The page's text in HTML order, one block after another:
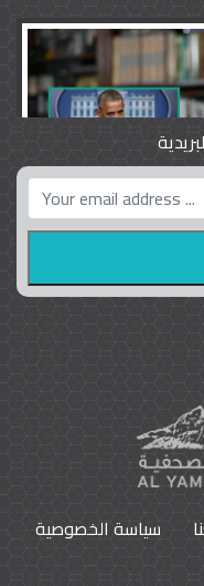
سياسة الخصوصية